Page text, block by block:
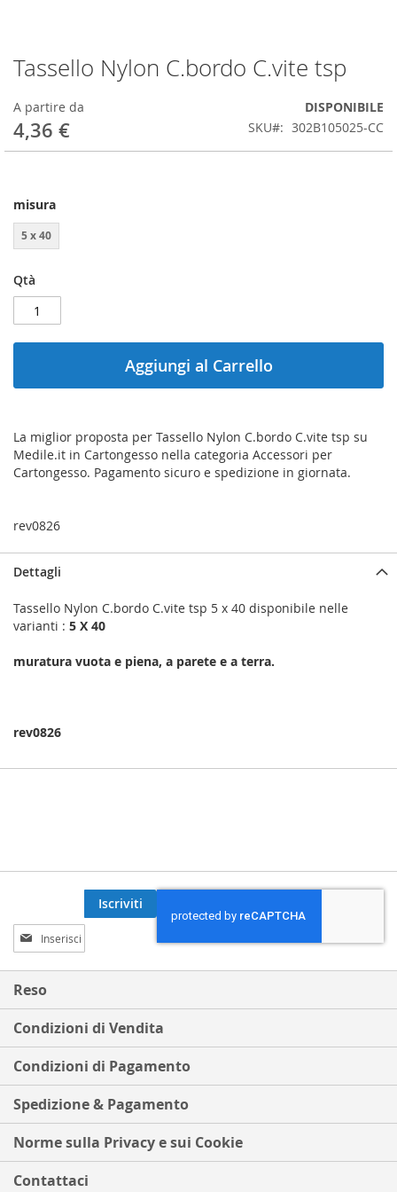
Tassello Nylon C.bordo C.vite tsp
A partire da
4,36 €
DISPONIBILE
SKU
302B105025-CC
misura
5 x 40
Qtà
Aggiungi al Carrello
La miglior proposta per Tassello Nylon C.bordo C.vite tsp su
Medile.it in Cartongesso nella categoria Accessori per
Cartongesso. Pagamento sicuro e spedizione in giornata.
rev0826
Vai
all'inizio
della
galleria
di
immagini
Dettagli
Tassello Nylon C.bordo C.vite tsp 5 x 40 disponibile nelle
varianti : 5 X 40
muratura vuota e piena, a parete e a terra.
rev0826
Iscriviti
alla
nostra
Newsletter:
Iscriviti
Reso
Condizioni di Vendita
Condizioni di Pagamento
Spedizione & Pagamento
Norme sulla Privacy e sui Cookie
Contattaci